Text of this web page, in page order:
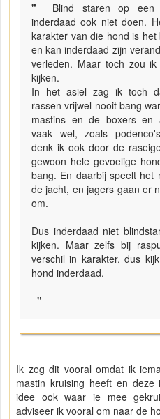
"
Blind staren op
inderdaad ook niet doen.
karakter van die hond is het
en kan inderdaad zijn
verleden. Maar toch zou
kijken.
In het asiel zag ik toch
rassen vrijwel nooit bang
mastins en de boxers en
vaak wel, zoals
denk ik ook door de
gewoon hele gevoelige
bang. En daarbij speelt het
de jacht, en jagers gaan er
om.
Dus inderdaad niet
kijken. Maar zelfs bij
verschil in karakter, dus
hond inderdaad.
"
Ik zeg dit vooral omdat ik
mastin kruising heeft en
idee ook waar ie mee
adviseer ik vooral om naar de